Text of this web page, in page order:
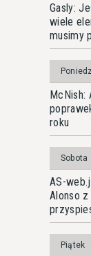
Gasly:
wiele
musimy
McNish:
roku
Sobota
AS-
Alonso z
Piątek